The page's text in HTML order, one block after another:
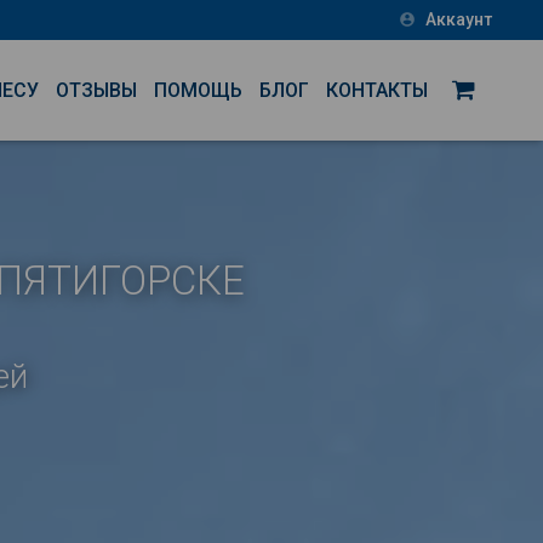
account_circle Аккаунт
ОТЗЫВЫ ПОМОЩЬ БЛОГ КОНТАКТЫ